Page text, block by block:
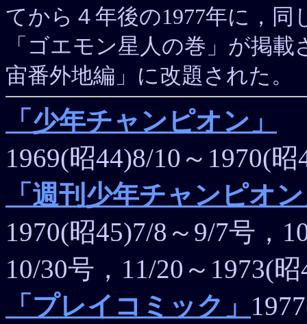
てから４年後の1977年に，
「ゴエモン星人の巻」が掲
宙番外地編」に改題された。
「少年チャンピオン」
1969(昭44)8/10～1970(昭
「週刊少年チャンピオ
1970(昭45)7/8～9/7号，
10/30号，11/20～1973(
「プレイコミック」